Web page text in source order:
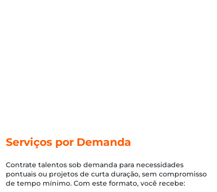
Serviços por Demanda
Contrate talentos sob demanda para necessidades
pontuais ou projetos de curta duração, sem compromisso
de tempo mínimo. Com este formato, você recebe: